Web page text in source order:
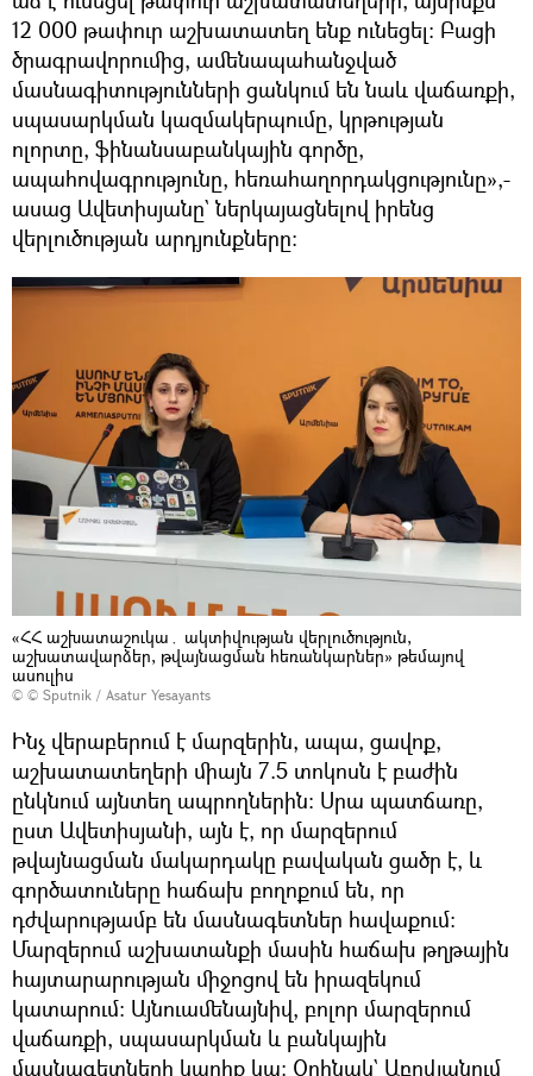
12 000 թափուր աշխատատեղ ենք ունեցել։ Բացի
ծրագրավորումից, ամենապահանջված
մասնագիտությունների ցանկում են նաև վաճառքի,
սպասարկման կազմակերպումը, կրթության
ոլորտը, ֆինանսաբանկային գործը,
ապահովագրությունը, հեռահաղորդակցությունը»,-
ասաց Ավետիսյանը` ներկայացնելով իրենց
վերլուծության արդյունքները:
«ՀՀ աշխատաշուկա․ ակտիվության վերլուծություն,
աշխատավարձեր, թվայնացման հեռանկարներ» թեմայով
ասուլիս
© © Sputnik / Asatur Yesayants
Ինչ վերաբերում է մարզերին, ապա, ցավոք,
աշխատատեղերի միայն 7.5 տոկոսն է բաժին
ընկնում այնտեղ ապրողներին: Սրա պատճառը,
ըստ Ավետիսյանի, այն է, որ մարզերում
թվայնացման մակարդակը բավական ցածր է, և
գործատուները հաճախ բողոքում են, որ
դժվարությամբ են մասնագետներ հավաքում:
Մարզերում աշխատանքի մասին հաճախ թղթային
հայտարարության միջոցով են իրազեկում
կատարում: Այնուամենայնիվ, բոլոր մարզերում
վաճառքի, սպասարկման և բանկային
մասնագետների կարիք կա: Օրինակ` Աբովյանում